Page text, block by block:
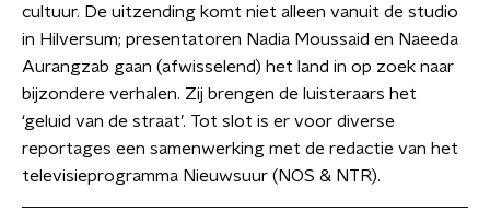
cultuur. De uitzending komt niet alleen vanuit de studio
in Hilversum; presentatoren Nadia Moussaid en Naeeda
Aurangzab gaan (afwisselend) het land in op zoek naar
bijzondere verhalen. Zij brengen de luisteraars het
‘geluid van de straat’. Tot slot is er voor diverse
reportages een samenwerking met de redactie van het
televisieprogramma Nieuwsuur (NOS & NTR).